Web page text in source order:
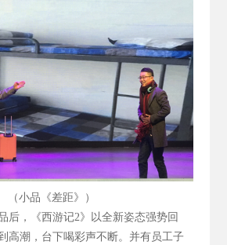
（小品《差距》）
后，《西游记2》以全新姿态强势回
高潮，台下喝彩声不断。并有员工子